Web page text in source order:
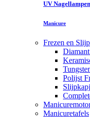
UV Nagellampen
Manicure
Frezen en
Polijst
Manicuretafels